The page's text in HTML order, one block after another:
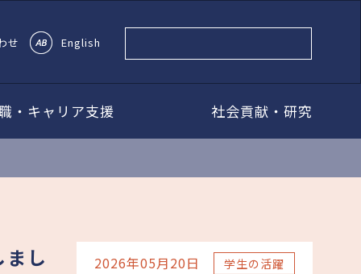
せ English
・キャリア支援 社会貢献・研究
し 2026年05月20日 学生の活躍